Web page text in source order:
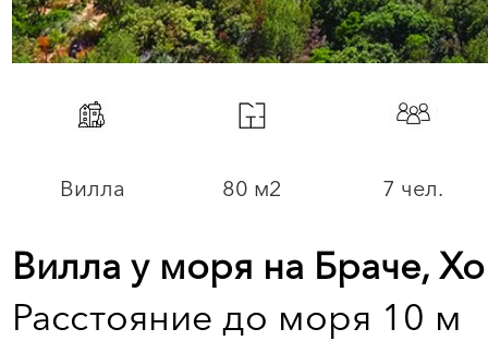
Вилла 80 м2 7 чел.
Вилла у моря на Браче,
Расстояние до моря 10 м